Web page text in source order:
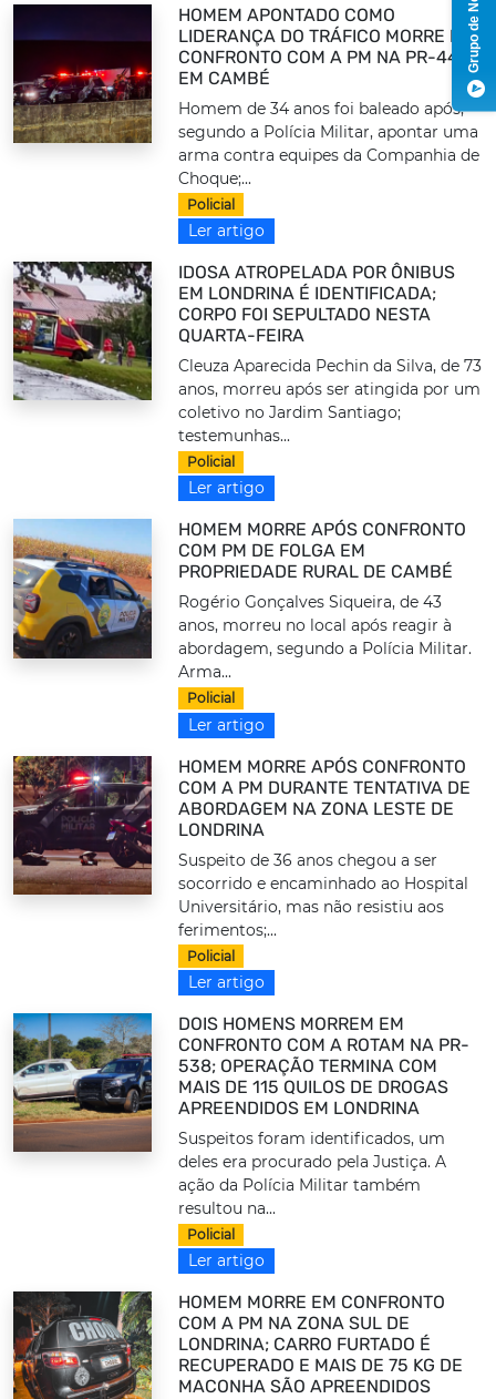
HOMEM APONTADO COMO
LIDERANÇA DO TRÁFICO MORRE EM
CONFRONTO COM A PM NA PR-445,
EM CAMBÉ
Homem de 34 anos foi baleado após,
segundo a Polícia Militar, apontar uma
arma contra equipes da Companhia de
Choque;...
Policial
Ler artigo
IDOSA ATROPELADA POR ÔNIBUS
EM LONDRINA É IDENTIFICADA;
CORPO FOI SEPULTADO NESTA
QUARTA-FEIRA
Cleuza Aparecida Pechin da Silva, de 73
anos, morreu após ser atingida por um
coletivo no Jardim Santiago;
testemunhas...
Policial
Ler artigo
HOMEM MORRE APÓS CONFRONTO
COM PM DE FOLGA EM
PROPRIEDADE RURAL DE CAMBÉ
Rogério Gonçalves Siqueira, de 43
anos, morreu no local após reagir à
abordagem, segundo a Polícia Militar.
Arma...
Policial
Ler artigo
HOMEM MORRE APÓS CONFRONTO
COM A PM DURANTE TENTATIVA DE
ABORDAGEM NA ZONA LESTE DE
LONDRINA
Suspeito de 36 anos chegou a ser
socorrido e encaminhado ao Hospital
Universitário, mas não resistiu aos
ferimentos;...
Policial
Ler artigo
DOIS HOMENS MORREM EM
CONFRONTO COM A ROTAM NA PR-
538; OPERAÇÃO TERMINA COM
MAIS DE 115 QUILOS DE DROGAS
APREENDIDOS EM LONDRINA
Suspeitos foram identificados, um
deles era procurado pela Justiça. A
ação da Polícia Militar também
resultou na...
Policial
Ler artigo
HOMEM MORRE EM CONFRONTO
COM A PM NA ZONA SUL DE
LONDRINA; CARRO FURTADO É
RECUPERADO E MAIS DE 75 KG DE
MACONHA SÃO APREENDIDOS